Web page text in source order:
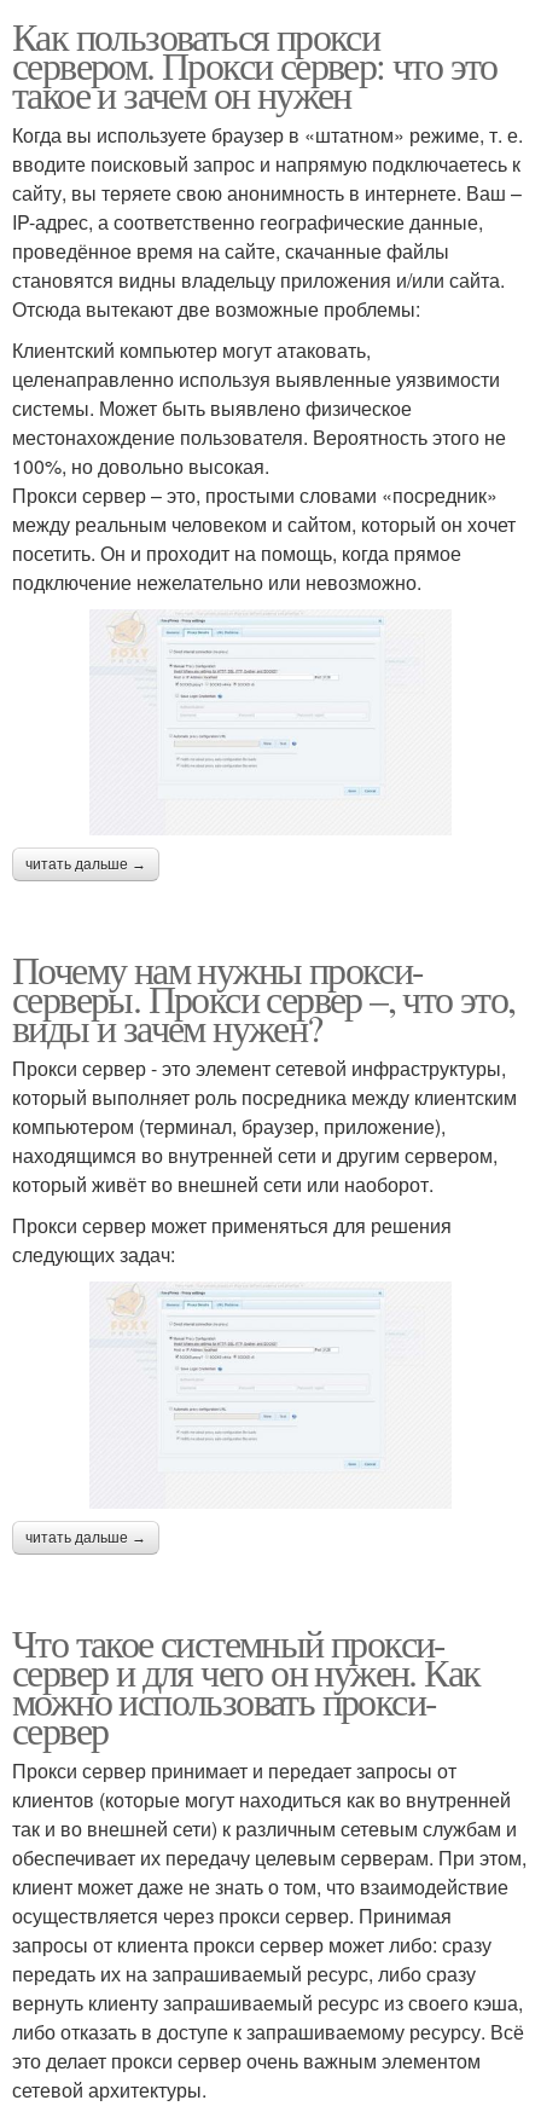
Как пользоваться прокси
сервером. Прокси сервер: что это
такое и зачем он нужен
Когда вы используете браузер в «штатном» режиме, т. е.
вводите поисковый запрос и напрямую подключаетесь к
сайту, вы теряете свою анонимность в интернете. Ваш –
IP-адрес, а соответственно географические данные,
проведённое время на сайте, скачанные файлы
становятся видны владельцу приложения и/или сайта.
Отсюда вытекают две возможные проблемы:
Клиентский компьютер могут атаковать,
целенаправленно используя выявленные уязвимости
системы. Может быть выявлено физическое
местонахождение пользователя. Вероятность этого не
100%, но довольно высокая.
Прокси сервер – это, простыми словами «посредник»
между реальным человеком и сайтом, который он хочет
посетить. Он и проходит на помощь, когда прямое
подключение нежелательно или невозможно.
читать дальше →
Почему нам нужны прокси-
серверы. Прокси сервер –, что это,
виды и зачем нужен?
Прокси сервер - это элемент сетевой инфраструктуры,
который выполняет роль посредника между клиентским
компьютером (терминал, браузер, приложение),
находящимся во внутренней сети и другим сервером,
который живёт во внешней сети или наоборот.
Прокси сервер может применяться для решения
следующих задач:
читать дальше →
Что такое системный прокси-
сервер и для чего он нужен. Как
можно использовать прокси-
сервер
Прокси сервер принимает и передает запросы от
клиентов (которые могут находиться как во внутренней
так и во внешней сети) к различным сетевым службам и
обеспечивает их передачу целевым серверам. При этом,
клиент может даже не знать о том, что взаимодействие
осуществляется через прокси сервер. Принимая
запросы от клиента прокси сервер может либо: сразу
передать их на запрашиваемый ресурс, либо сразу
вернуть клиенту запрашиваемый ресурс из своего кэша,
либо отказать в доступе к запрашиваемому ресурсу. Всё
это делает прокси сервер очень важным элементом
сетевой архитектуры.